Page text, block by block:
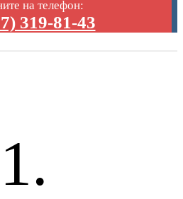
на телефон:
319-81-43
1.